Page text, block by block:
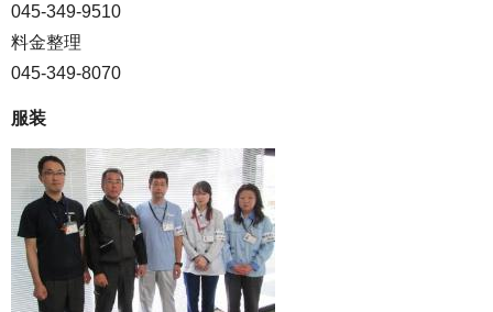
045-349-9510
料金整理
045-349-8070
服装